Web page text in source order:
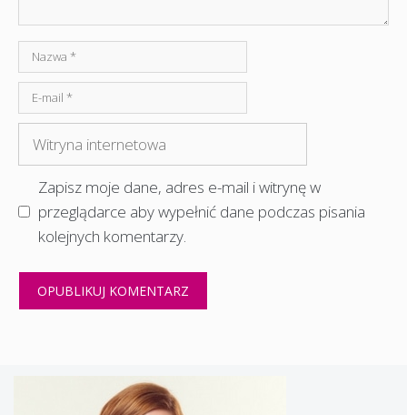
Nazwa
mail
internetowa
Zapisz moje dane, adres e-mail i witrynę w
przeglądarce aby wypełnić dane podczas pisania
kolejnych komentarzy.